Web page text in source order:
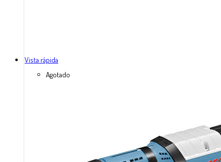
Vista rápida
Agotado